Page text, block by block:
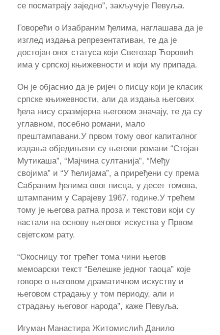
се посматрају заједно”, закључује Певуља.
Говорећи о Изабраним ђелима, наглашава да је
изглед издања репрезентативан, те да је
достојан оног статуса који Светозар Ћоровић
има у српској књижевности и који му припада.
Он је објаснио да је ријеч о писцу који је класик
српске књижевности, али да издања његових
ђела нису сразмјерна његовом значају, те да су
углавном, посебно романи, мало
прештампавани.У првом тому овог капиталног
издања обједињени су његови романи “Стојан
Мутикаша”, “Мајчина султанија”, “Међу
својима” и “У ћелијама”, а приређени су према
Сабраним ђелима овог писца, у десет томова,
штампаним у Сарајеву 1967. године.У трећем
тому је његова ратна проза и текстови који су
настали на основу његовог искуства у Првом
свјетском рату.
“Окосницу тог трећег тома чини његов
мемоарски текст “Белешке једног таоца” које
говоре о његовом драматичном искуству и
његовом страдању у том периоду, али и
страдању његовог народа”, каже Певуља.
Игуман Манастира Житомислић Данило